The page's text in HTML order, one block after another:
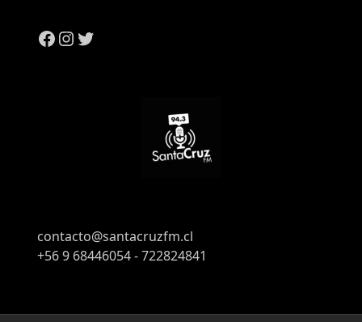
contacto@santacruzfm.cl
+56 9 68446054 - 722824841